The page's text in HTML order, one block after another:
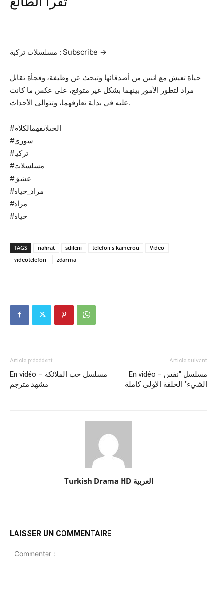
مسلسلات تركية : Subscribe →
حياة تعيش مع اثنين من أصدقائها وتبحث عن وظيفة، وفجأة تقابل
مراد لتطور الأمور بينهما بشكل غير متوقع، على عكس ما كانت
عليه في بداية تعارفهما، وتتوالى الأحداث.‎
#الحبلايفهمالكلام
#سوري
#تركيا
#مسلسلات
#عشق
#مراد_حياة
#مراد
#حياة
TAGS nahrát sdílení telefon s kamerou
Video
videotelefon
zdarma
Article précédent
En vidéo – مسلسل حب الملائكة
مشهد مترجم
Article suivant
En vidéo – مسلسل "نفس
الشيء" الحلقة الأولى كاملة
Turkish Drama HD العربية
LAISSER UN COMMENTAIRE